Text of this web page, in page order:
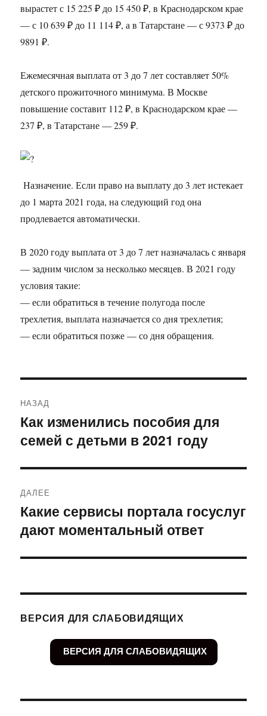
вырастет с 15 225 ₽ до 15 450 ₽, в Краснодарском крае
— с 10 639 ₽ до 11 114 ₽, а в Татарстане — с 9373 ₽ до
9891 ₽.
Ежемесячная выплата от 3 до 7 лет составляет 50%
детского прожиточного минимума. В Москве
повышение составит 112 ₽, в Краснодарском крае —
237 ₽, в Татарстане — 259 ₽.
Назначение. Если право на выплату до 3 лет истекает
до 1 марта 2021 года, на следующий год она
продлевается автоматически.
В 2020 году выплата от 3 до 7 лет назначалась с января
— задним числом за несколько месяцев. В 2021 году
условия такие:
— если обратиться в течение полугода после
трехлетия, выплата назначается со дня трехлетия;
— если обратиться позже — со дня обращения.
по
записям
НАЗАД
Предыдущая
запись:
Как изменились пособия для
семей с детьми в 2021 году
ДАЛЕЕ
Следующая
запись:
Какие сервисы портала госуслуг
дают моментальный ответ
ВЕРСИЯ ДЛЯ СЛАБОВИДЯЩИХ
ВЕРСИЯ ДЛЯ СЛАБОВИДЯЩИХ